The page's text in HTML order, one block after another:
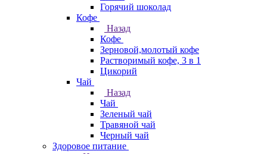
Горячий шоколад
Кофе
Назад
Кофе
Зерновой,молотый кофе
Растворимый кофе, 3 в 1
Цикорий
Чай
Назад
Чай
Зеленый чай
Травяной чай
Черный чай
Здоровое питание